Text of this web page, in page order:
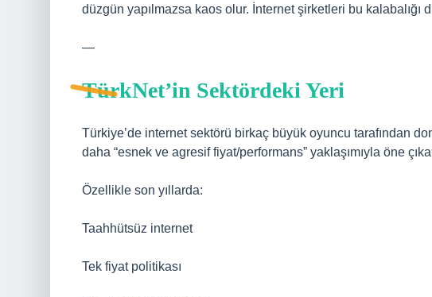
düzgün yapılmazsa kaos olur. İnternet şirketleri bu kalabalığı
—
TürkNet’in Sektördeki Yeri
Türkiye’de internet sektörü birkaç büyük oyuncu tarafından
daha “esnek ve agresif fiyat/performans” yaklaşımıyla öne
Özellikle son yıllarda:
Taahhütsüz internet
Tek fiyat politikası